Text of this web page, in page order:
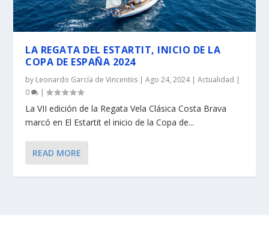
LA REGATA DEL ESTARTIT, INICIO DE LA
COPA DE ESPAÑA 2024
by Leonardo García de Vincentiis |Ago 24, 2024|Actualidad |
0
|
La VII edición de la Regata Vela Clásica Costa Brava
marcó en El Estartit el inicio de la Copa de...
READ MORE